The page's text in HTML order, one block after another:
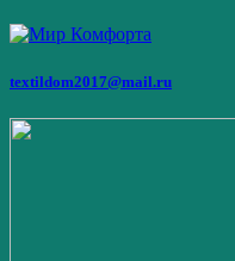
textildom2017@mail.ru